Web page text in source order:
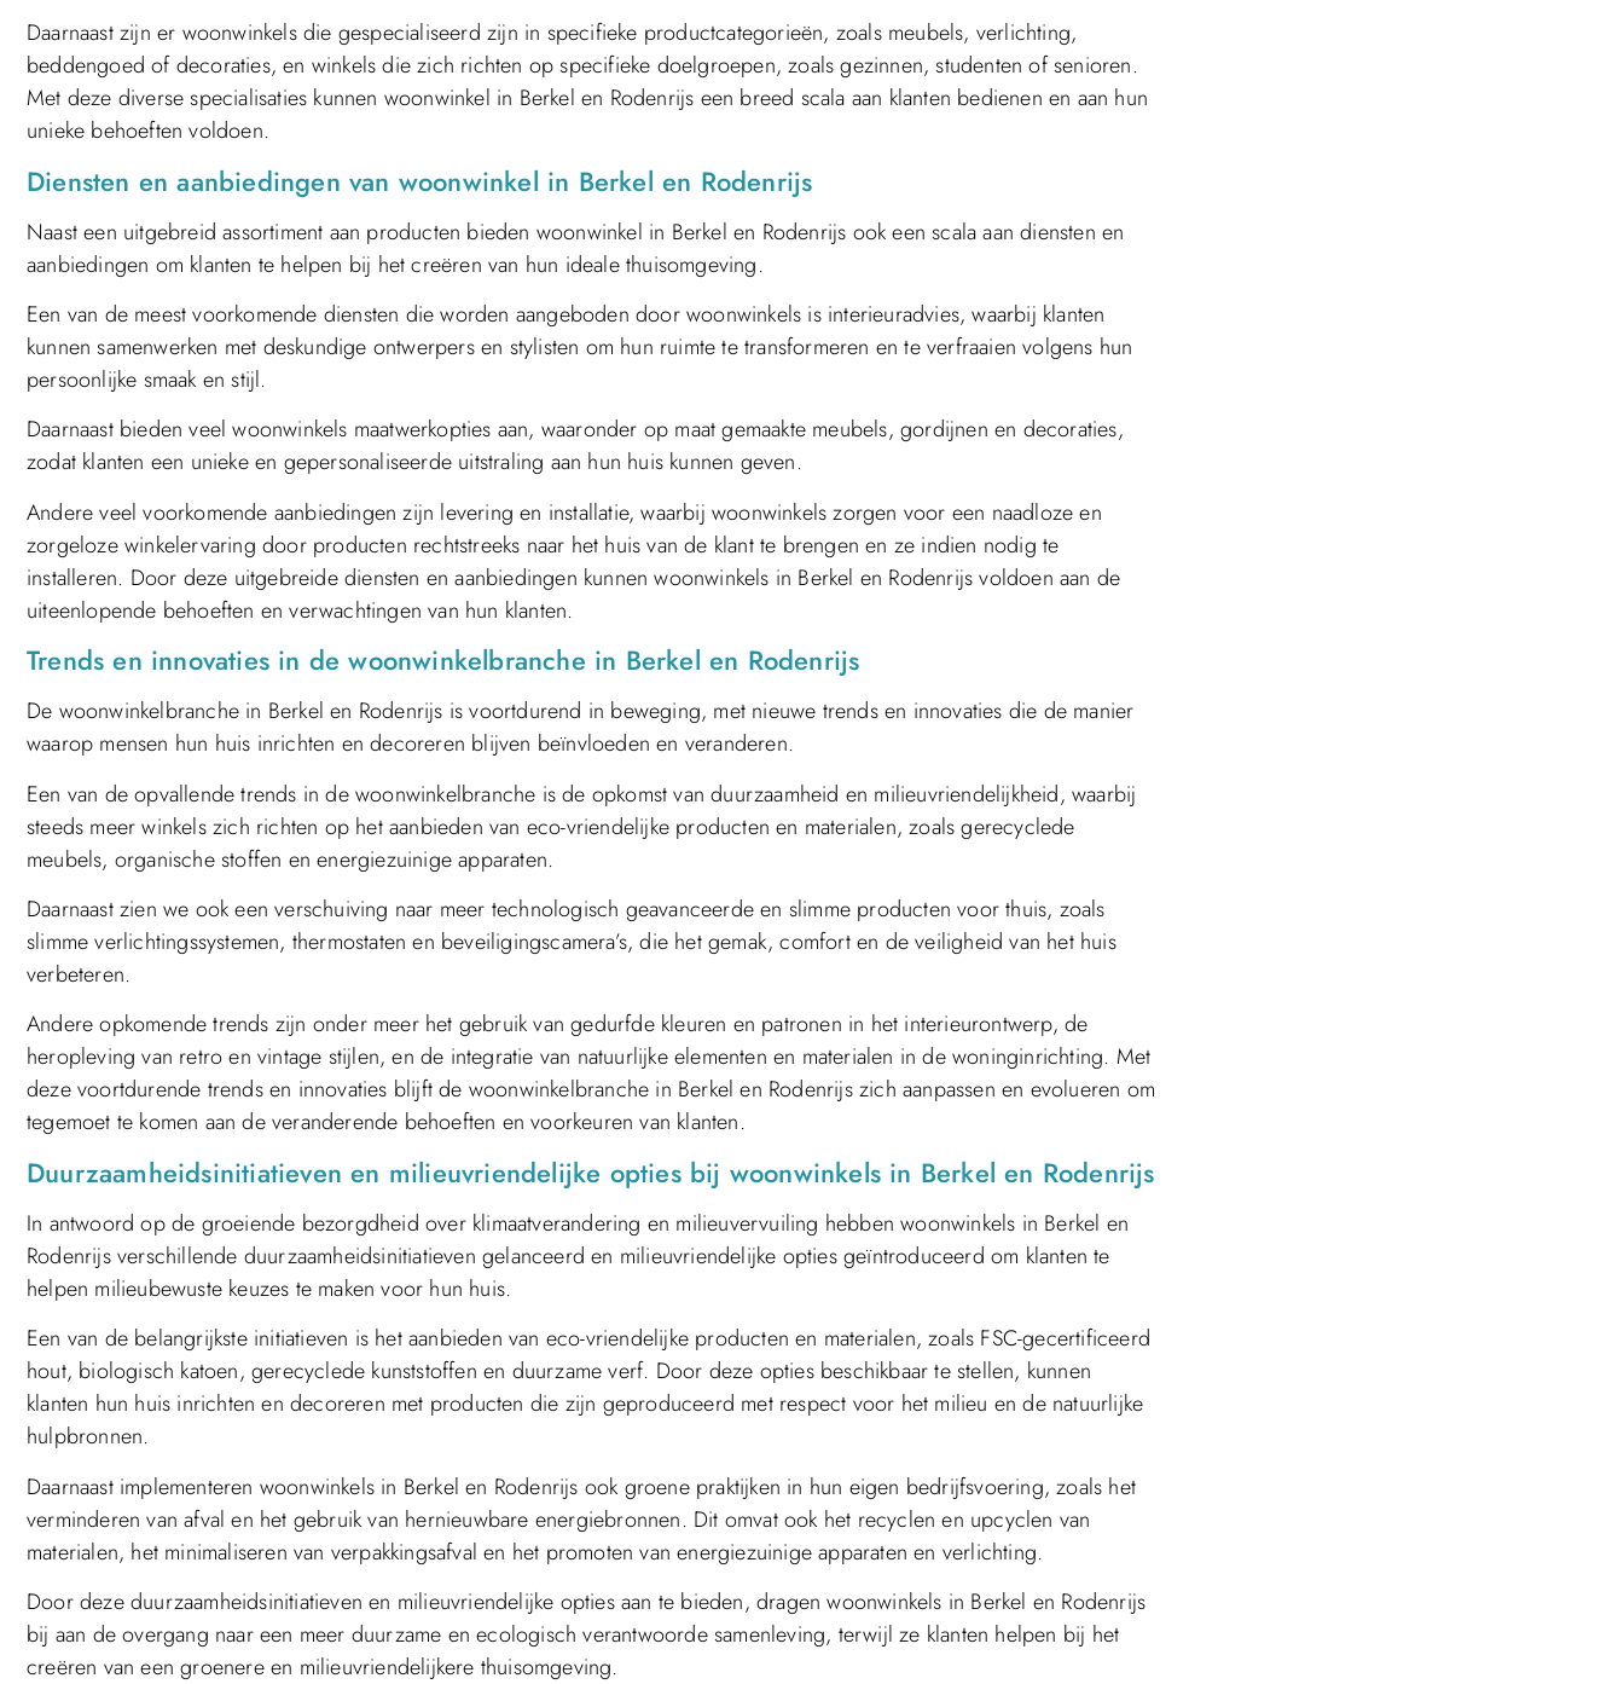
Daarnaast zijn er woonwinkels die gespecialiseerd zijn in specifieke productcategorieën, zoals meubels, verlichting,
beddengoed of decoraties, en winkels die zich richten op specifieke doelgroepen, zoals gezinnen, studenten of senioren.
Met deze diverse specialisaties kunnen woonwinkel in Berkel en Rodenrijs een breed scala aan klanten bedienen en aan hun
unieke behoeften voldoen.
Diensten en aanbiedingen van woonwinkel in Berkel en Rodenrijs
Naast een uitgebreid assortiment aan producten bieden woonwinkel in Berkel en Rodenrijs ook een scala aan diensten en
aanbiedingen om klanten te helpen bij het creëren van hun ideale thuisomgeving.
Een van de meest voorkomende diensten die worden aangeboden door woonwinkels is interieuradvies, waarbij klanten
kunnen samenwerken met deskundige ontwerpers en stylisten om hun ruimte te transformeren en te verfraaien volgens hun
persoonlijke smaak en stijl.
Daarnaast bieden veel woonwinkels maatwerkopties aan, waaronder op maat gemaakte meubels, gordijnen en decoraties,
zodat klanten een unieke en gepersonaliseerde uitstraling aan hun huis kunnen geven.
Andere veel voorkomende aanbiedingen zijn levering en installatie, waarbij woonwinkels zorgen voor een naadloze en
zorgeloze winkelervaring door producten rechtstreeks naar het huis van de klant te brengen en ze indien nodig te
installeren. Door deze uitgebreide diensten en aanbiedingen kunnen woonwinkels in Berkel en Rodenrijs voldoen aan de
uiteenlopende behoeften en verwachtingen van hun klanten.
Trends en innovaties in de woonwinkelbranche in Berkel en Rodenrijs
De woonwinkelbranche in Berkel en Rodenrijs is voortdurend in beweging, met nieuwe trends en innovaties die de manier
waarop mensen hun huis inrichten en decoreren blijven beïnvloeden en veranderen.
Een van de opvallende trends in de woonwinkelbranche is de opkomst van duurzaamheid en milieuvriendelijkheid, waarbij
steeds meer winkels zich richten op het aanbieden van eco-vriendelijke producten en materialen, zoals gerecyclede
meubels, organische stoffen en energiezuinige apparaten.
Daarnaast zien we ook een verschuiving naar meer technologisch geavanceerde en slimme producten voor thuis, zoals
slimme verlichtingssystemen, thermostaten en beveiligingscamera’s, die het gemak, comfort en de veiligheid van het huis
verbeteren.
Andere opkomende trends zijn onder meer het gebruik van gedurfde kleuren en patronen in het interieurontwerp, de
heropleving van retro en vintage stijlen, en de integratie van natuurlijke elementen en materialen in de woninginrichting. Met
deze voortdurende trends en innovaties blijft de woonwinkelbranche in Berkel en Rodenrijs zich aanpassen en evolueren om
tegemoet te komen aan de veranderende behoeften en voorkeuren van klanten.
Duurzaamheidsinitiatieven en milieuvriendelijke opties bij woonwinkels in Berkel en Rodenrijs
In antwoord op de groeiende bezorgdheid over klimaatverandering en milieuvervuiling hebben woonwinkels in Berkel en
Rodenrijs verschillende duurzaamheidsinitiatieven gelanceerd en milieuvriendelijke opties geïntroduceerd om klanten te
helpen milieubewuste keuzes te maken voor hun huis.
Een van de belangrijkste initiatieven is het aanbieden van eco-vriendelijke producten en materialen, zoals FSC-gecertificeerd
hout, biologisch katoen, gerecyclede kunststoffen en duurzame verf. Door deze opties beschikbaar te stellen, kunnen
klanten hun huis inrichten en decoreren met producten die zijn geproduceerd met respect voor het milieu en de natuurlijke
hulpbronnen.
Daarnaast implementeren woonwinkels in Berkel en Rodenrijs ook groene praktijken in hun eigen bedrijfsvoering, zoals het
verminderen van afval en het gebruik van hernieuwbare energiebronnen. Dit omvat ook het recyclen en upcyclen van
materialen, het minimaliseren van verpakkingsafval en het promoten van energiezuinige apparaten en verlichting.
Door deze duurzaamheidsinitiatieven en milieuvriendelijke opties aan te bieden, dragen woonwinkels in Berkel en Rodenrijs
bij aan de overgang naar een meer duurzame en ecologisch verantwoorde samenleving, terwijl ze klanten helpen bij het
creëren van een groenere en milieuvriendelijkere thuisomgeving.